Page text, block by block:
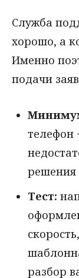
Служба
хорошо, а
Именно
подачи
телефон
Тест:
разбор